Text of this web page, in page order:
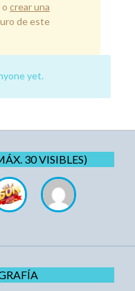
o crear una
de este
yet.
30 VISIBLES)